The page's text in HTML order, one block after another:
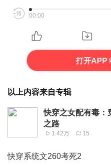
00:00
打开APP
以上内容来自专辑
快穿之女配有毒：
之路
1.42万 15
快穿系统文260考死2